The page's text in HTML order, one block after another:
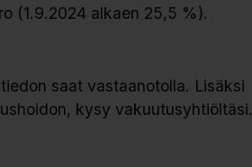
(1.9.2024 alkaen 25,5 %).
saat vastaanotolla. Lisäksi
kysy vakuutusyhtiöltäsi.